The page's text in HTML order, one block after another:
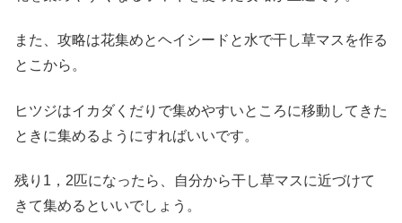
また、攻略は花集めとヘイシードと水で干し草マスを作る
とこから。
ヒツジはイカダくだりで集めやすいところに移動してきた
ときに集めるようにすればいいです。
残り1，2匹になったら、自分から干し草マスに近づけて
きて集めるといいでしょう。